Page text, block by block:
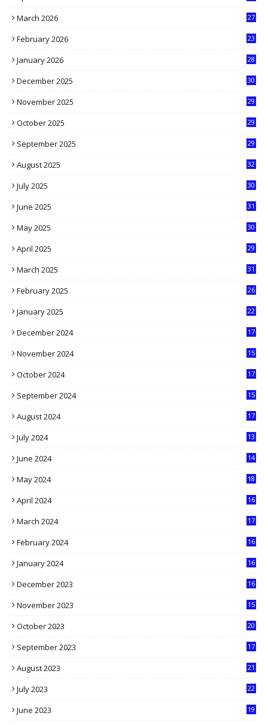
March 2026
27
February 2026
23
January 2026
28
December 2025
30
November 2025
29
October 2025
29
September 2025
29
August 2025
32
July 2025
30
June 2025
31
May 2025
30
April 2025
29
March 2025
31
February 2025
26
January 2025
22
December 2024
17
November 2024
15
October 2024
17
September 2024
15
August 2024
17
July 2024
13
June 2024
14
May 2024
18
April 2024
16
March 2024
17
February 2024
16
January 2024
16
December 2023
16
November 2023
15
October 2023
20
September 2023
17
August 2023
21
July 2023
22
June 2023
19